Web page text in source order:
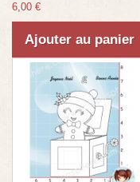
6,00 €
Ajouter au panier